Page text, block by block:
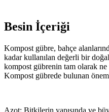
Besin İçeriği
Kompost gübre, bahçe
kadar kullanılan değerli bir
kompost gübrenin tam olarak
Kompost gübrede bulunan
Azot: Bitkilerin yapısında ve